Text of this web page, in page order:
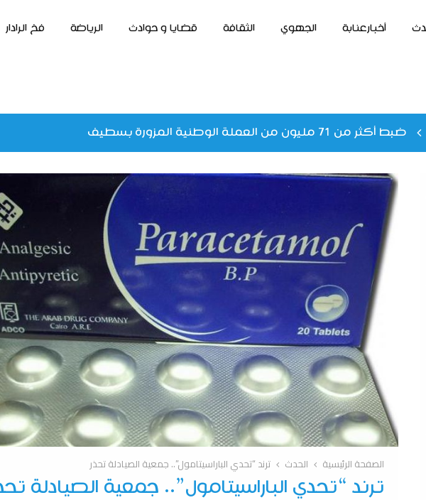
أخبارعنابة الجهوي الثقافة قضايا و حوادث الرياضة فخ الرادار
ضبط أكثر من 71 مليون من العملة الوطنية المزورة بسطيف
الصفحة الرئيسية الحدث ترند “تحدي الباراسيتامول”.. جمعية الصيادلة تحذر
ترند “تحدي الباراسيتامول”.. جمعية الصيادلة